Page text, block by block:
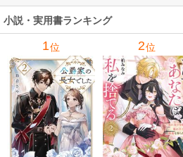
小説・実用書ランキング
1位 2位